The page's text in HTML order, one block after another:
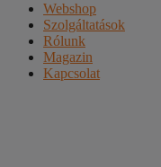
Webshop
Szolgáltatások
Rólunk
Magazin
Kapcsolat